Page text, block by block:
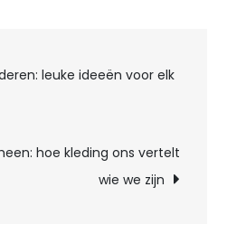
leuke ideeën voor elk
hoe kleding ons vertelt
wie we zijn